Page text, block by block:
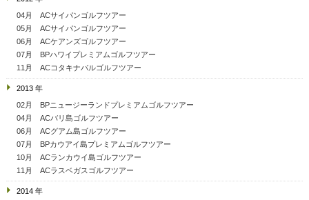
04月 ACサイパンゴルフツアー
05月 ACサイパンゴルフツアー
06月 ACケアンズゴルフツアー
07月 BPハワイプレミアムゴルフツアー
11月 ACコタキナバルゴルフツアー
2013 年
02月 BPニュージーランドプレミアムゴルフツアー
04月 ACバリ島ゴルフツアー
06月 ACグアム島ゴルフツアー
07月 BPカウアイ島プレミアムゴルフツアー
10月 ACランカウイ島ゴルフツアー
11月 ACラスベガスゴルフツアー
2014 年